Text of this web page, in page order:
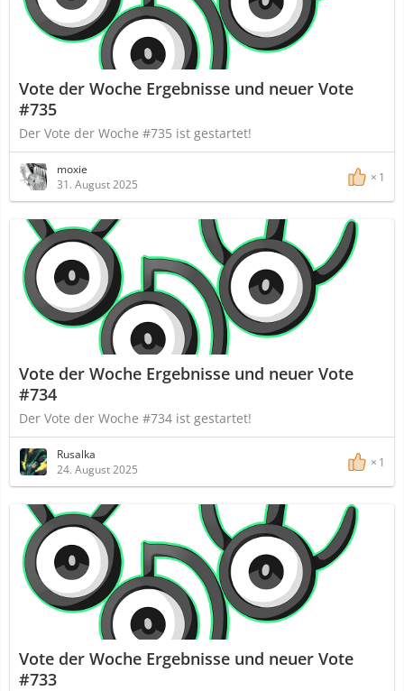
Vote der Woche Ergebnisse und neuer Vote
#735
Der Vote der Woche #735 ist gestartet!
moxie
31. August 2025
1
Vote der Woche Ergebnisse und neuer Vote
#734
Der Vote der Woche #734 ist gestartet!
Rusalka
24. August 2025
1
Vote der Woche Ergebnisse und neuer Vote
#733